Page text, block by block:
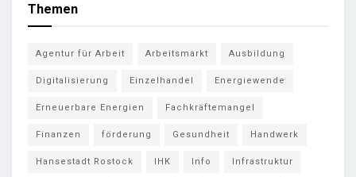
Themen
Agentur für Arbeit Arbeitsmarkt Ausbildung
Digitalisierung Einzelhandel Energiewende
Erneuerbare Energien Fachkräftemangel
Finanzen förderung Gesundheit Handwerk
Hansestadt Rostock IHK Info Infrastruktur